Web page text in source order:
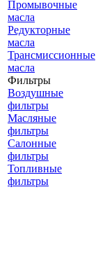
Промывочные
масла
Редукторные
масла
Трансмиссионные
масла
Фильтры
Воздушные
фильтры
Масляные
фильтры
Салонные
фильтры
Топливные
фильтры